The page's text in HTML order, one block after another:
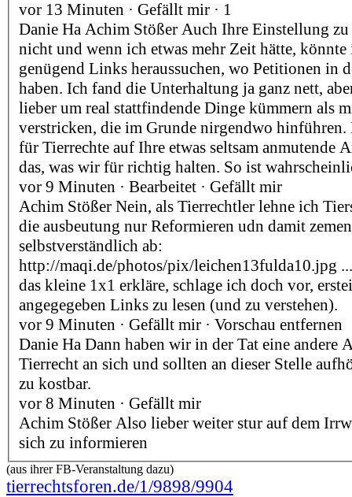
vor 13 Minuten · Gefällt mir · 1
Danie Ha Achim Stößer Auch Ihre Einstellung
nicht und wenn ich etwas mehr Zeit hätte, könnte
genügend Links heraussuchen, wo Petitionen in
haben. Ich fand die Unterhaltung ja ganz nett,
lieber um real stattfindende Dinge kümmern als
verstricken, die im Grunde nirgendwo hinführen.
für Tierrechte auf Ihre etwas seltsam anmutende
das, was wir für richtig halten. So ist
vor 9 Minuten · Bearbeitet · Gefällt mir
Achim Stößer Nein, als Tierrechtler lehne ich
die ausbeutung nur Reformieren udn damit
selbstverständlich ab:
http://maqi.de/photos/pix/leichen13fulda10.jpg
das kleine 1x1 erkläre, schlage ich doch vor,
angegegeben Links zu lesen (und zu verstehen).
vor 9 Minuten · Gefällt mir · Vorschau entfernen
Danie Ha Dann haben wir in der Tat eine andere
Tierrecht an sich und sollten an dieser Stelle
zu kostbar.
vor 8 Minuten · Gefällt mir
Achim Stößer Also lieber weiter stur auf dem
sich zu informieren
(aus ihrer FB-Veranstaltung dazu)
tierrechtsforen.de/1/9898/9904